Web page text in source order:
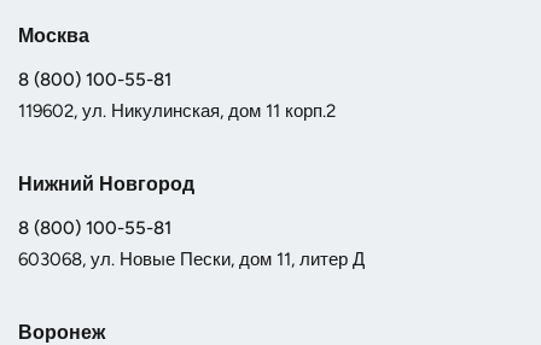
Москва
8 (800) 100-55-81
119602, ул. Никулинская, дом 11 корп.2
Нижний Новгород
8 (800) 100-55-81
603068, ул. Новые Пески, дом 11, литер Д
Воронеж